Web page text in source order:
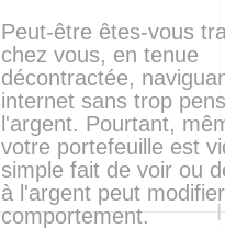
Peut-être êtes-vous
chez vous, en tenue
décontractée,
internet sans trop
l'argent. Pourtant,
votre portefeuille est
simple fait de voir ou
à l'argent peut
comportement.